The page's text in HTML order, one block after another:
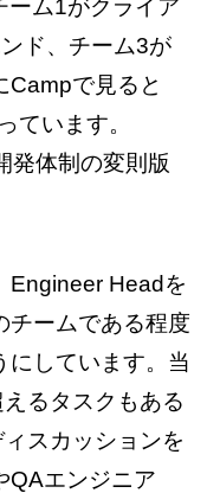
ーム1がクライア
ド、チーム3が
Campで見ると
ています。
発体制の変則版
Engineer Headを
チームである程度
にしています。当
るタスクもある
スカッションを
QAエンジニア